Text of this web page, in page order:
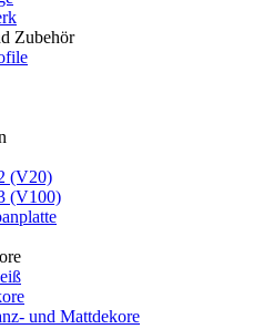
Zubehör
(V20)
(V100)
und Mattdekore